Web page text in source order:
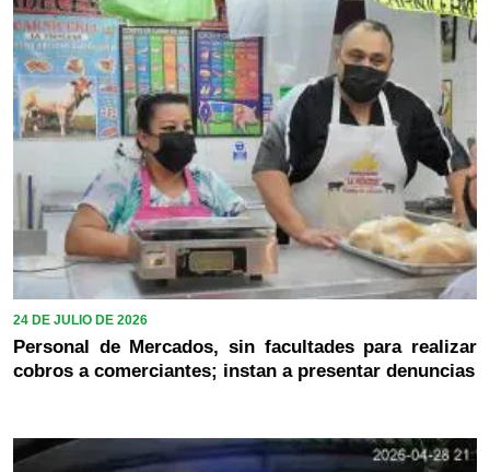
24 DE JULIO DE 2026
Personal de Mercados, sin facultades para realizar
cobros a comerciantes; instan a presentar denuncias